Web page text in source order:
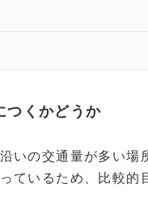
つくかどうか
いの交通量が多い場
ているため、比較的